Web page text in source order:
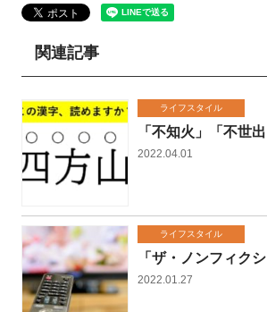
関連記事
ライフスタイル
「不知火」「不世
2022.04.01
ライフスタイル
「ザ・ノンフィク
2022.01.27